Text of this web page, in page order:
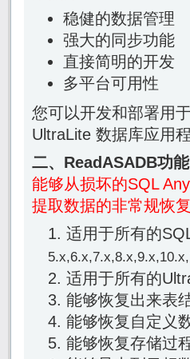
稳健的数据管理
强大的同步功能
直接简明的开发
多平台可用性
您可以开发和部署用
UltraLite 数据库应用程
二、ReadASADB功能
能够从损坏的SQL
提取数据的非常规恢
适用于所有的
适用于所有的
能够恢复出来表
能够恢复自定义
能够恢复存储过